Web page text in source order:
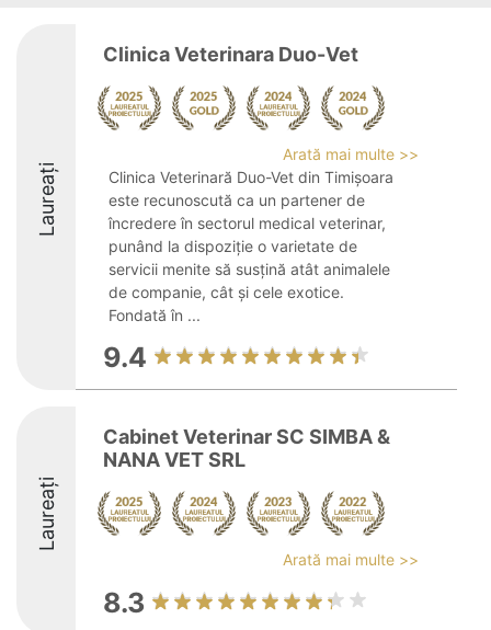
Laureați
Clinica Veterinara Duo-Vet
Arată mai multe >>
Clinica Veterinară Duo-Vet din Timișoara
este recunoscută ca un partener de
încredere în sectorul medical veterinar,
punând la dispoziție o varietate de
servicii menite să susțină atât animalele
de companie, cât și cele exotice.
Fondată în ...
9.4
Laureați
Cabinet Veterinar SC SIMBA &
NANA VET SRL
Arată mai multe >>
8.3